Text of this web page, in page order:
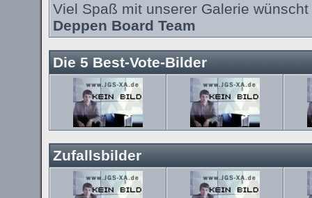
Viel Spaß mit unserer Galerie
Deppen Board Team
Die 5 Best-Vote-Bilder
Zufallsbilder